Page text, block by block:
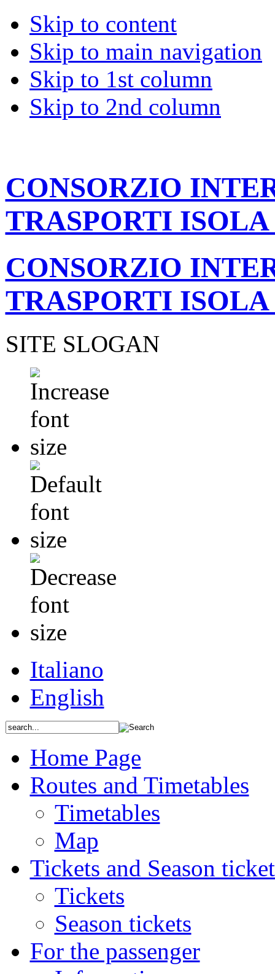
Skip to content
Skip to main navigation
Skip to 1st column
Skip to 2nd column
CONSORZIO
TRASPORTI
CONSORZIO
TRASPORTI
SITE SLOGAN
Italiano
English
Home Page
Routes and Timetables
Timetables
Map
Tickets and Season
Tickets
Season tickets
For the passenger